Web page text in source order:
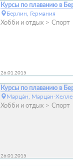
Курсы по плаванию в
Берлин, Германия
Хобби и отдых Спорт
26.01.2015
Курсы по плаванию в
Марца́н, Марцан-
Хобби и отдых Спорт
26.01.2015